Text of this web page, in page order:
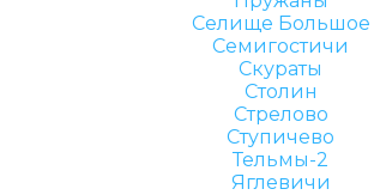
Селище Большое
Семигостичи
Скураты
Столин
Стрелово
Ступичево
Тельмы-2
Яглевичи